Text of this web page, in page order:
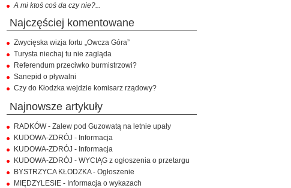
A mi ktoś coś da czy nie?...
najczęściej komentowane
Zwycięska wizja fortu „Owcza Góra”
Turysta niechaj tu nie zagląda
Referendum przeciwko burmistrzowi?
Sanepid o pływalni
Czy do Kłodzka wejdzie komisarz rządowy?
najnowsze artykuły
RADKÓW - Zalew pod Guzowatą na letnie upały
KUDOWA-ZDRÓJ - Informacja
KUDOWA-ZDRÓJ - Informacja
KUDOWA-ZDRÓJ - WYCIĄG z ogłoszenia o przetargu
BYSTRZYCA KŁODZKA - Ogłoszenie
MIĘDZYLESIE - Informacja o wykazach